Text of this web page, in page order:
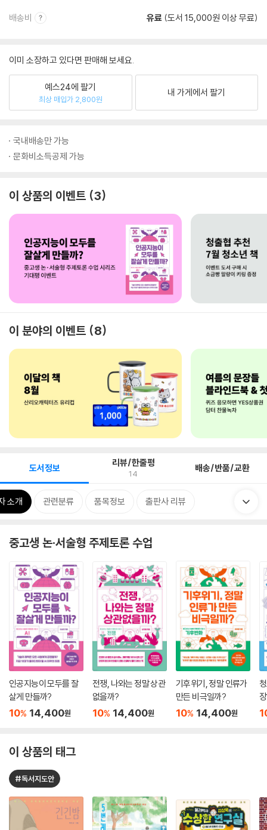
배송비 유료 (도서 15,000원 이상 무료)
이미 소장하고 있다면 판매해 보세요.
예스24에 팔기
최상 매입가 2,800원
내 가게에서 팔기
국내배송만 가능
문화비소득공제 가능
이 상품의 이벤트 3
이 분야의 이벤트 8
도서정보 리뷰/한줄평
14 배송/반품/교환
소개 관련분류 품목정보 출판사 리뷰
중고생 논·서술형 주제토론 수업
인공지능이 모두를 잘
살게 만들까?
10% 14,400원
전쟁, 나와는 정말 상관
없을까?
10% 14,400원
기후위기, 정말 인류가
만든 비극일까?
10% 14,400원
이 상품의 태그
#독서지도안